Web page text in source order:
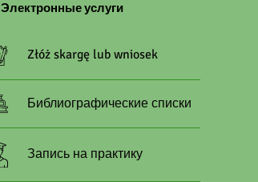
Электронные услуги
Złóż skargę lub wniosek
Библиографические списки
Запись на практику